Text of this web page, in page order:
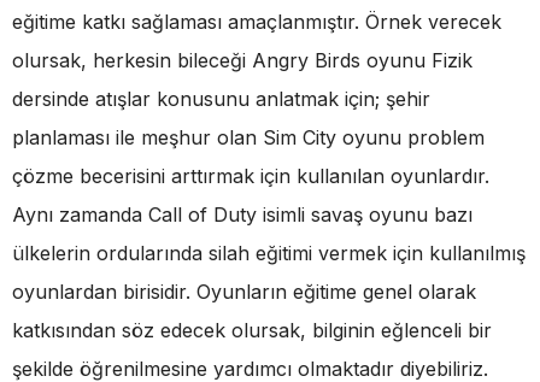
eğitime katkı sağlaması amaçlanmıştır. Örnek verecek
olursak, herkesin bileceği Angry Birds oyunu Fizik
dersinde atışlar konusunu anlatmak için; şehir
planlaması ile meşhur olan Sim City oyunu problem
çözme becerisini arttırmak için kullanılan oyunlardır.
Aynı zamanda Call of Duty isimli savaş oyunu bazı
ülkelerin ordularında silah eğitimi vermek için kullanılmış
oyunlardan birisidir. Oyunların eğitime genel olarak
katkısından söz edecek olursak, bilginin eğlenceli bir
şekilde öğrenilmesine yardımcı olmaktadır diyebiliriz.